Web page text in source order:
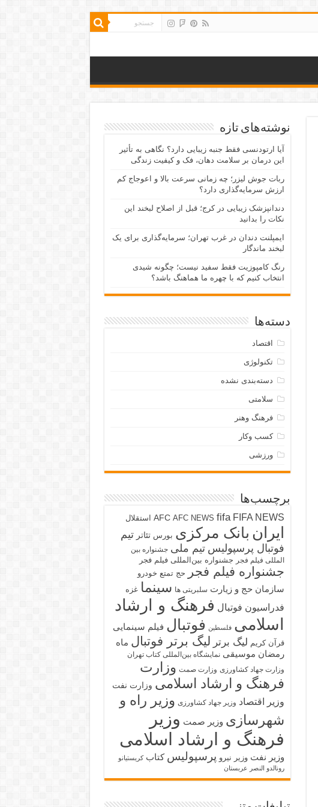
نوشته‌های تازه
آیا ارتودنسی فقط جنبه زیبایی دارد؟ نگاهی به تأثیر
این درمان بر سلامت دهان، فک و کیفیت زندگی
ربات جوش لیزر؛ چه زمانی سرعت بالا و اعوجاج کم
ارزش سرمایه‌گذاری دارد؟
دندانپزشک زیبایی در کرج؛ قبل از اصلاح لبخند این
نکات را بدانید
ایمپلنت دندان در غرب تهران؛ سرمایه‌گذاری برای یک
لبخند ماندگار
رنگ کامپوزیت فقط سفید نیست؛ چگونه شیدی
انتخاب کنیم که با چهره ما هماهنگ باشد؟
دسته‌ها
اقتصاد
تکنولوژی
دسته‌بندی نشده
سلامتی
فرهنگ وهنر
کسب وکار
ورزشی
برچسب‌ها
AFC AFC NEWS fifa FIFA NEWS استقلال
ایران بانک مرکزی بورس تئاتر تیم
فوتبال پرسپولیس تیم ملی جشنواره بین
المللی فیلم فجر جشنواره بین‌المللی فیلم فجر
جشنواره فیلم فجر حج تمتع خودرو
سازمان حج و زیارت سلبریتی ها سینما غزه
فدراسیون فوتبال فرهنگ و ارشاد
اسلامی فلسطین فوتبال فیلم سینمایی
قرآن کریم لیگ برتر لیگ برتر فوتبال ماه
رمضان موسیقی نمایشگاه بین‌المللی کتاب تهران
وزارت جهاد کشاورزی وزارت صمت وزارت
فرهنگ و ارشاد اسلامی وزارت نفت
وزیر اقتصاد وزیر جهاد کشاورزی وزیر راه و
شهرسازی وزیر صمت وزیر
فرهنگ و ارشاد اسلامی
وزیر نفت وزیر نیرو پرسپولیس کتاب کریستیانو
رونالدو النصر عربستان